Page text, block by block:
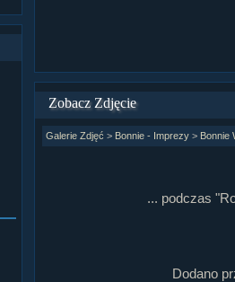
Zobacz Zdjęcie
Galerie Zdjęć > Bonnie - Imprezy> Bonnie
... podczas
Dodano